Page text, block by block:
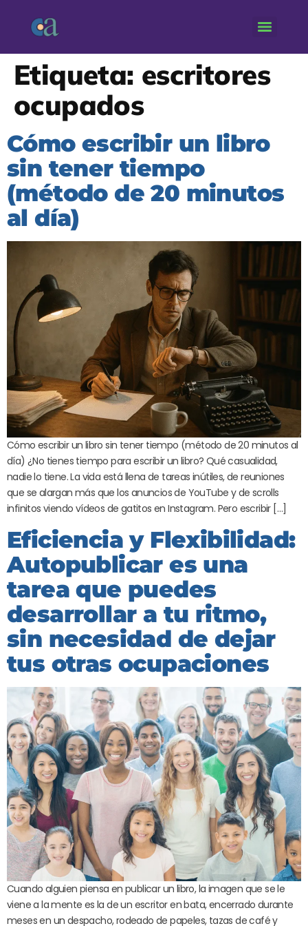
Etiqueta: escritores
ocupados
Cómo escribir un libro
sin tener tiempo
(método de 20 minutos
al día)
Cómo escribir un libro sin tener tiempo (método de 20 minutos al
día) ¿No tienes tiempo para escribir un libro? Qué casualidad,
nadie lo tiene. La vida está llena de tareas inútiles, de reuniones
que se alargan más que los anuncios de YouTube y de scrolls
infinitos viendo vídeos de gatitos en Instagram. Pero escribir […]
Eficiencia y Flexibilidad:
Autopublicar es una
tarea que puedes
desarrollar a tu ritmo,
sin necesidad de dejar
tus otras ocupaciones
Cuando alguien piensa en publicar un libro, la imagen que se le
viene a la mente es la de un escritor en bata, encerrado durante
meses en un despacho, rodeado de papeles, tazas de café y